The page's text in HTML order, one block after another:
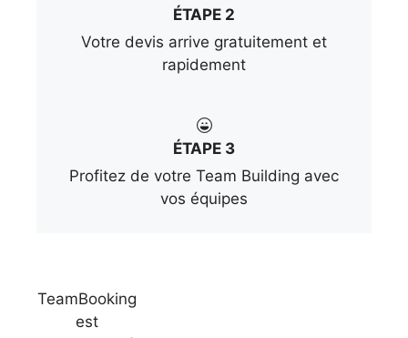
ÉTAPE 2
Votre devis arrive gratuitement et
rapidement
ÉTAPE 3
Profitez de votre Team Building avec
vos équipes
TeamBooking
est